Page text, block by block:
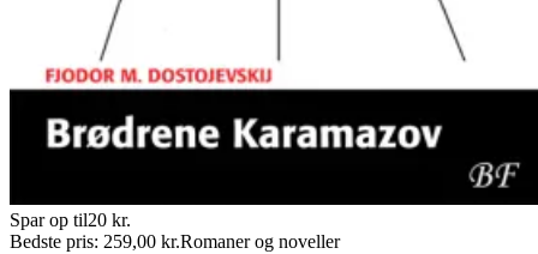
Spar op til20 kr.
Bedste pris: 259,00 kr.Romaner og noveller